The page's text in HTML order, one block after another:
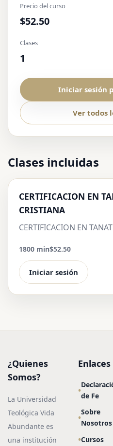
Precio del curso
$52.50
Clases
1
Iniciar sesión
Ver todos
Clases incluidas
CERTIFICACION EN
CRISTIANA
CERTIFICACION EN
1800 min$52.50
Iniciar sesión
¿Quienes
Somos?
La Universidad
Teológica Vida
Abundante es
una institución
Enlaces
de Fe
Sobre
Nosotros
Cursos